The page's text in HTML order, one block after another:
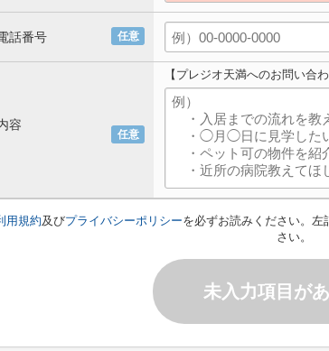
任意
話番号
任意
容
【プレジオ天満へのお問い合わ
用規約及びプライバシーポリシーを必ずお読みください。
さい。
未入力項目が